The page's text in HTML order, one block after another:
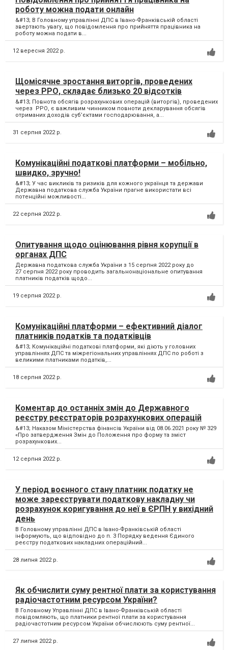
роботу можна подати онлайн
&#13; В Головному управлінні ДПС в Івано-Франківській області
звертають увагу, що повідомлення про прийняття працівника на
роботу можна подати в...
12 вересня 2022 р.
Щомісячне зростання виторгів, проведених
через РРО, складає близько 20 відсотків
&#13; Повнота обсягів розрахункових операцій (виторгів), проведених
через РРО, є важливим чинником повноти декларування обсягів
отриманих доходів суб’єктами господарювання, а...
31 серпня 2022 р.
Комунікаційні податкові платформи – мобільно,
швидко, зручно!
&#13; У час викликів та ризиків для кожного українця та держави
Державна податкова служба України прагне використати всі
потенційні можливості...
22 серпня 2022 р.
Опитування щодо оцінювання рівня корупції в
органах ДПС
Державна податкова служба України з 15 серпня 2022 року до
27 серпня 2022 року проводить загальнонаціональне опитування
платників податків щодо...
19 серпня 2022 р.
Комунікаційні платформи – ефективний діалог
платників податків та податківців
&#13; Комунікаційні податкові платформи, які діють у головних
управліннях ДПС та міжрегіональних управліннях ДПС по роботі з
великими платниками податків,...
18 серпня 2022 р.
Коментар до останніх змін до Державного
реєстру реєстраторів розрахункових операцій
&#13; Наказом Міністерства фінансів України від 08.06.2021 року № 329
«Про затвердження Змін до Положення про форму та зміст
розрахункових...
12 серпня 2022 р.
У період воєнного стану платник податку не
може зареєструвати податкову накладну чи
розрахунок коригування до неї в ЄРПН у вихідний
день
В Головному управлінні ДПС в Івано-Франківській області
інформують, що відповідно до п. 3 Порядку ведення Єдиного
реєстру податкових накладних операційний...
28 липня 2022 р.
Як обчислити суму рентної плати за користування
радіочастотним ресурсом України?
В Головному Управлінні ДПС в Івано-Франківській області
повідомляють, що платники рентної плати за користування
радіочастотним ресурсом України обчислюють суму рентної...
27 липня 2022 р.